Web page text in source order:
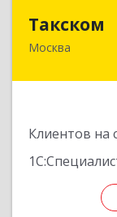
Такском
Москва
Клиентов на
119034,